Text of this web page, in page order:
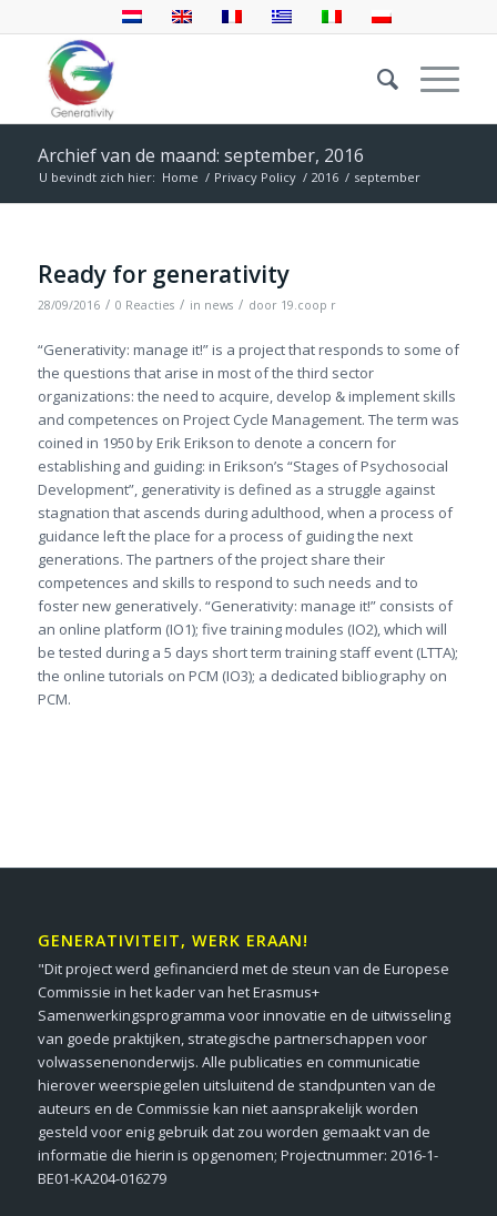
Archief van de maand: september, 2016
U bevindt zich hier: Home / Privacy Policy / 2016 / september
Ready for generativity
28/09/2016 / 0 Reacties / in news / door 19.coop r
“Generativity: manage it!” is a project that responds to some of
the questions that arise in most of the third sector
organizations: the need to acquire, develop & implement skills
and competences on Project Cycle Management. The term was
coined in 1950 by Erik Erikson to denote a concern for
establishing and guiding: in Erikson’s “Stages of Psychosocial
Development”, generativity is defined as a struggle against
stagnation that ascends during adulthood, when a process of
guidance left the place for a process of guiding the next
generations. The partners of the project share their
competences and skills to respond to such needs and to
foster new generatively. “Generativity: manage it!” consists of
an online platform (IO1); five training modules (IO2), which will
be tested during a 5 days short term training staff event (LTTA);
the online tutorials on PCM (IO3); a dedicated bibliography on
PCM.
GENERATIVITEIT, WERK ERAAN!
"Dit project werd gefinancierd met de steun van de Europese
Commissie in het kader van het Erasmus+
Samenwerkingsprogramma voor innovatie en de uitwisseling
van goede praktijken, strategische partnerschappen voor
volwassenenonderwijs. Alle publicaties en communicatie
hierover weerspiegelen uitsluitend de standpunten van de
auteurs en de Commissie kan niet aansprakelijk worden
gesteld voor enig gebruik dat zou worden gemaakt van de
informatie die hierin is opgenomen; Projectnummer: 2016-1-
BE01-KA204-016279